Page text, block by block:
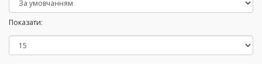
Показати: